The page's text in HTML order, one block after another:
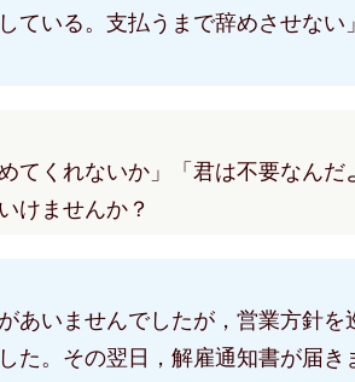
ている。支払うまで辞めさせな
てくれないか」「君は不要なん
けませんか？
あいませんでしたが，営業方針
た。その翌日，解雇通知書が届